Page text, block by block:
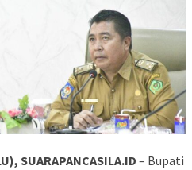
SUARAPANCASILA.ID – Bupati